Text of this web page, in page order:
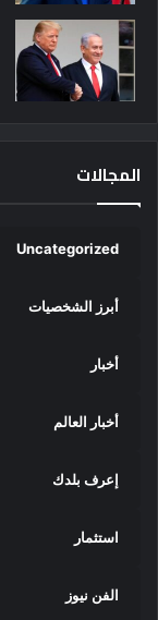
المجالات
Uncategorized
أبرز الشخصيات
أخبار
أخبار العالم
إعرف بلدك
استثمار
الفن نيوز